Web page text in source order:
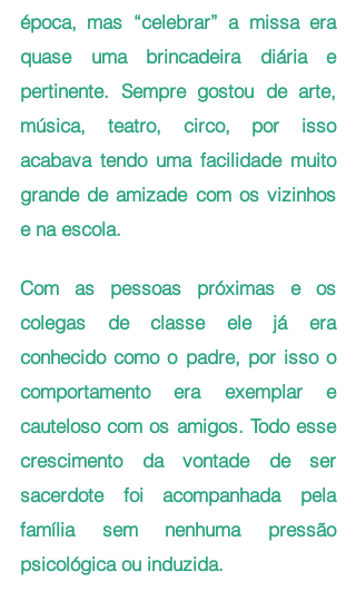
época, mas “celebrar” a missa era
quase uma brincadeira diária e
pertinente. Sempre gostou de arte,
música, teatro, circo, por isso
acabava tendo uma facilidade muito
grande de amizade com os vizinhos
e na escola.
Com as pessoas próximas e os
colegas de classe ele já era
conhecido como o padre, por isso o
comportamento era exemplar e
cauteloso com os amigos. Todo esse
crescimento da vontade de ser
sacerdote foi acompanhada pela
família sem nenhuma pressão
psicológica ou induzida.